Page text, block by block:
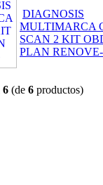
DIAGNOSIS
MULTIMARCA
SCAN 2 KIT
PLAN RENOVE-
6 (de 6 productos)